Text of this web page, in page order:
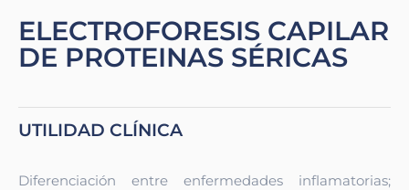
ELECTROFORESIS CAPILAR
DE PROTEINAS SÉRICAS
UTILIDAD CLÍNICA
Diferenciación entre enfermedades inflamatorias;